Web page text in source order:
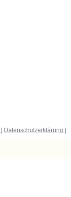
| Datenschutzerklärung |